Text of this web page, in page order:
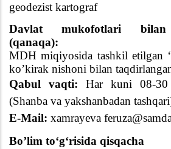
geodezist kartograf
Davlat mukofotlari bilan
(qanaqa):
MDH miqiyosida tashkil etilgan
ko’kirak nishoni bilan
Qabul vaqti: Har kuni 08-3
(Shanba va yakshanbadan
E-Mail: xamrayeva
Bo’lim toʻgʻrisida qisqacha